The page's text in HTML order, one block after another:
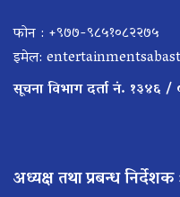
फोन : +९७७-९८५१०८२२७५
इमेल:
सूचना विभाग दर्ता नं. १३४६
अध्यक्ष तथा प्रबन्ध